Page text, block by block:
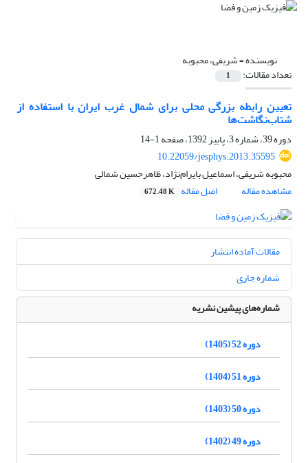
نویسنده =شریفی، محبوبه
تعداد مقالات: 1
تعیین رابطه بزرگی محلی برای شمال غرب ایران با استفاده از
شتاب‌نگاشت‌‌ها
دوره 39، شماره 3، پاییز 1392، صفحه
1-14
10.22059/jesphys.2013.35595
محبوبه شریفی، اسماعیل بایرام‌نژاد، ظاهرحسین شمالی
مشاهده مقاله
اصل مقاله 672.48 K
مقالات آماده انتشار
شماره جاری
شماره‌های پیشین نشریه
دوره 52 (1405)
دوره 51 (1404)
دوره 50 (1403)
دوره 49 (1402)